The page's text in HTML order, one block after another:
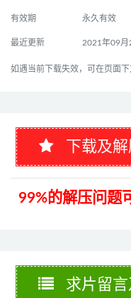
有效期 永久有效
最近更新 2021年09月
如遇当前下载失效，可在页面
下载及
99%的解压问题
求片留